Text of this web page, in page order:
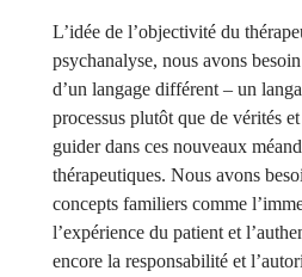
L’idée de l’objectivité du
psychanalyse, nous avons
d’un langage différent – un
processus plutôt que de vérités
guider dans ces nouveaux
thérapeutiques. Nous avons
concepts familiers comme
l’expérience du patient et
encore la responsabilité et